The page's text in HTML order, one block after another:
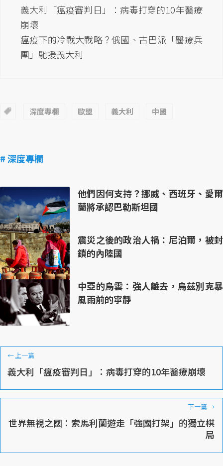
義大利「瘟疫審判日」：病毒打穿的10年醫療
崩壞
瘟疫下的冷戰大戰略？俄國、古巴派「醫療兵
團」馳援義大利
深度專欄 歐盟 義大利 中國
# 深度專欄
他們因何支持？挪威、西班牙、愛爾
蘭將承認巴勒斯坦國
震災之後的政治人禍：尼泊爾，被封
鎖的內陸國
中亞的烏雲：強人離去，烏茲別克暴
風雨前的寧靜
← 上一篇
義大利「瘟疫審判日」：病毒打穿的10年醫療崩壞
下一篇→
世界無視之國：索馬利蘭遊走「強國打架」的獨立棋
局